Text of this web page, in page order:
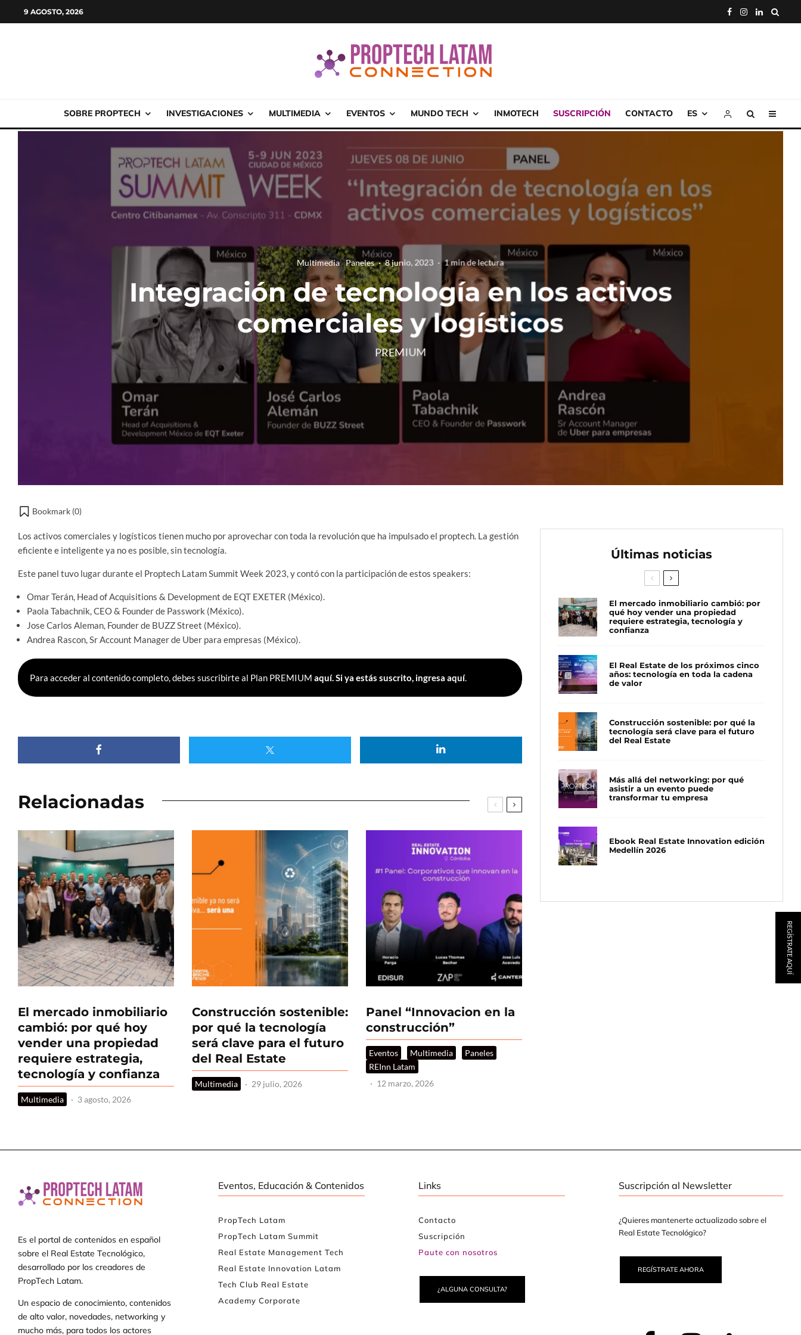
9 AGOSTO, 2026
SOBRE PROPTECH INVESTIGACIONES MULTIMEDIA EVENTOS MUNDO TECH INMOTECH SUSCRIPCIÓN CONTACTO ES
Multimedia Paneles · 8 junio, 2023 · 1 min de lectura
Integración de tecnología en los activos
comerciales y logísticos
PREMIUM
Bookmark (0)
Los activos comerciales y logísticos tienen mucho por aprovechar con toda la revolución que ha impulsado el proptech. La gestión
eficiente e inteligente ya no es posible, sin tecnología.
Este panel tuvo lugar durante el Proptech Latam Summit Week 2023, y contó con la participación de estos speakers:
Omar Terán, Head of Acquisitions & Development de EQT EXETER (México).
Paola Tabachnik, CEO & Founder de Passwork (México).
Jose Carlos Aleman, Founder de BUZZ Street (México).
Andrea Rascon, Sr Account Manager de Uber para empresas (México).
Para acceder al contenido completo, debes suscribirte al Plan PREMIUM aquí.Si ya estás suscrito, ingresa aquí.
Relacionadas
El mercado inmobiliario
cambió: por qué hoy
vender una propiedad
requiere estrategia,
tecnología y confianza
Multimedia · 3 agosto, 2026
Construcción sostenible:
por qué la tecnología
será clave para el futuro
del Real Estate
Multimedia · 29 julio, 2026
Panel “Innovacion en la
construcción”
Eventos Multimedia
Paneles
REInn Latam
· 12 marzo, 2026
Últimas noticias
El mercado inmobiliario cambió: por
qué hoy vender una propiedad
requiere estrategia, tecnología y
confianza
El Real Estate de los próximos cinco
años: tecnología en toda la cadena
de valor
Construcción sostenible: por qué la
tecnología será clave para el futuro
del Real Estate
Más allá del networking: por qué
asistir a un evento puede
transformar tu empresa
Ebook Real Estate Innovation edición
Medellín 2026
Es el portal de contenidos en español
sobre el Real Estate Tecnológico,
desarrollado por los creadores de
PropTech Latam.
Un espacio de conocimiento, contenidos
de alto valor, novedades, networking y
mucho más, para todos los actores
Eventos, Educación & Contenidos
PropTech Latam
PropTech Latam Summit
Real Estate Management Tech
Real Estate Innovation Latam
Tech Club Real Estate
Academy Corporate
Links
Contacto
Suscripción
Paute con nosotros
¿ALGUNA CONSULTA?
Suscripción al Newsletter
¿Quieres mantenerte actualizado sobre el
Real Estate Tecnológico?
REGÍSTRATE AHORA
REGÍSTRATE AQUÍ